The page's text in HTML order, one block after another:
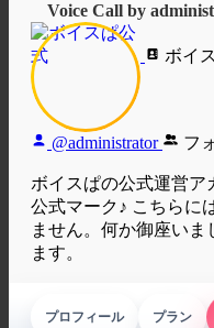
Voice Call by
ボイ
@administrator フ
ボイスぱの公式運営ア
公式マーク♪ こちらに
ません。何か御座い
ます。
プロフィール プラン